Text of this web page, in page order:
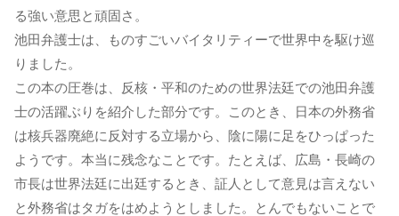
る強い意思と頑固さ。
池田弁護士は、ものすごいバイタリティーで世界中を駆け巡
りました。
この本の圧巻は、反核・平和のための世界法廷での池田弁護
士の活躍ぶりを紹介した部分です。このとき、日本の外務省
は核兵器廃絶に反対する立場から、陰に陽に足をひっぱった
ようです。本当に残念なことです。たとえば、広島・長崎の
市長は世界法廷に出廷するとき、証人として意見は言えない
と外務省はタガをはめようとしました。とんでもないことで